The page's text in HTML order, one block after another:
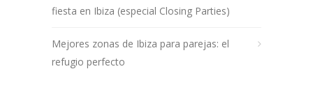
fiesta en Ibiza (especial Closing Parties)
Mejores zonas de Ibiza para parejas: el
refugio perfecto